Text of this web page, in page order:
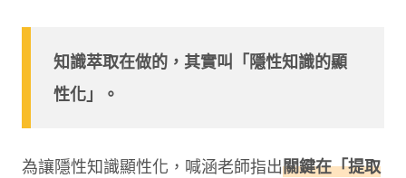
知識萃取在做的，其實叫「隱性知識的顯
性化」。
為讓隱性知識顯性化，喊涵老師指出關鍵在「提取